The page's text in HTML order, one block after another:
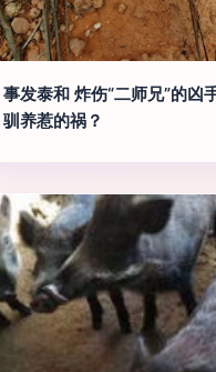
事发泰和 炸伤“二师兄”的凶
驯养惹的祸？